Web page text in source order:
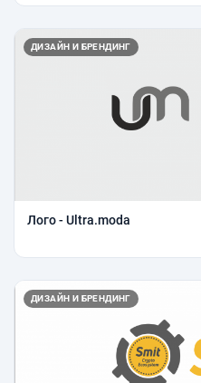
ДИЗАЙН И БРЕНДИНГ
Лого - Ultra.moda
ДИЗАЙН И БРЕНДИНГ